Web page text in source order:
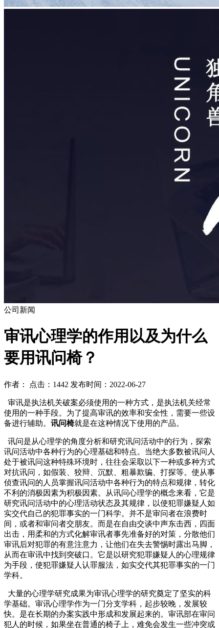
公司新闻
审讯心理学的作用以及为什么
要用讯问椅？
作者： 点击：1442 发布时间：2022-06-27
审讯是执法机关破案必须使用的一种方式，是执法机关经常
使用的一种手段。为了提高审讯的效率和安全性，需要一些设
备进行辅助。 讯问椅就是在这种情况下使用的产品。
讯问是从心理学的角度分析和研究讯问活动中的行为，探索
讯问活动中各种行为的心理基础和特点。当绝大多数被讯问人
处于被讯问这种特殊环境时，往往会采取以下一种或多种方式
对抗讯问，如假装、狡辩、沉默、粗暴欺骗、打探等。使从事
侦查讯问的人员掌握讯问活动中各种行为的特点和规律，转化
不利的消极因素为积极因素。从讯问心理学的概念来看，它是
研究讯问活动中的心理活动状态及其规律，以使犯罪嫌疑人如
实交代自己的犯罪事实的一门科学。并不是审问者在浪费时
间，或者和审问者交朋友。而是在自由交谈中声东击西，四面
出击，用柔和的方式化解审讯者事先准备好的对策，分散他们
审讯后对犯罪的有意注意力，让他们在失去警惕时露出马脚，
从而在审讯中找到突破口。它是以研究犯罪嫌疑人的心理规律
为手段，使犯罪嫌疑人认罪服法，如实交代其犯罪事实的一门
学科。
大量的心理学研究成果为审讯心理学的研究奠定了坚实的科
学基础。审讯心理学作为一门分支学科，起步较晚，发展较
快。是在长期的办案实践中形成和发展起来的。审讯部在审问
犯人的时候，如果坐在普通的椅子上，难免会发生一些冲突或